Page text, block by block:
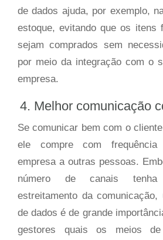
de dados ajuda, por exemplo,
estoque, evitando que os itens
sejam comprados sem
por meio da integração com o
empresa.
4. Melhor comunicação
Se comunicar bem com o
ele compre com
empresa a outras pessoas.
número de canais tenha
estreitamento da
de dados é de grande
gestores quais os meios